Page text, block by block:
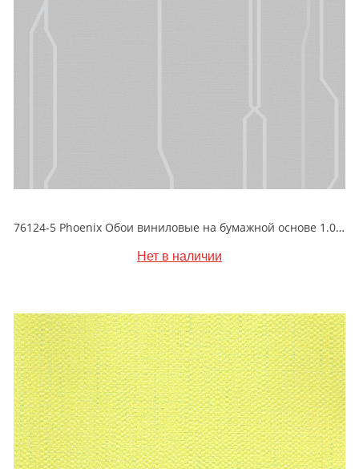
76124-5 Phoenix Обои виниловые на бумажной основе 1.06*15.6
Нет в наличии